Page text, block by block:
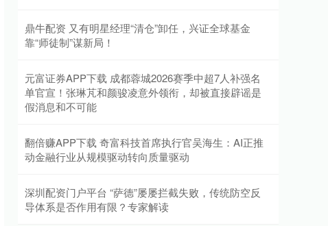
鼎牛配资 又有明星经理“清仓”卸任，兴证全球基金
靠“师徒制”谋新局！
元富证券APP下载 成都蓉城2026赛季中超7人补强名
单官宣！张琳芃和颜骏凌意外领衔，却被直接辟谣是
假消息和不可能
翻倍赚APP下载 奇富科技首席执行官吴海生：AI正推
动金融行业从规模驱动转向质量驱动
深圳配资门户平台 “萨德”屡屡拦截失败，传统防空反
导体系是否作用有限？专家解读